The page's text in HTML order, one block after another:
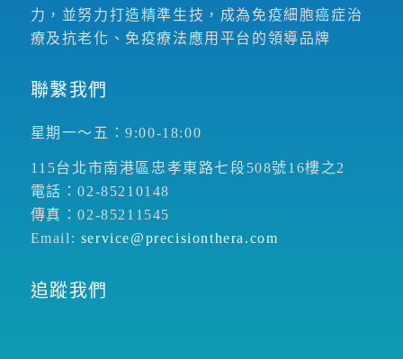
力，並努力打造精準生技，成為免疫細胞癌症治
療及抗老化、免疫療法應用平台的領導品牌
聯繫我們
星期一～五：9:00-18:00
115台北市南港區忠孝東路七段508號16樓之2
電話：02-85210148
傳真：02-85211545
Email: service@precisionthera.com
追蹤我們